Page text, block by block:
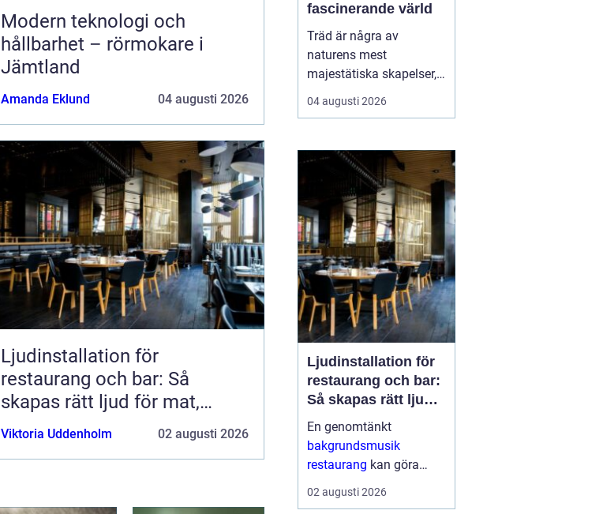
Modern teknologi och
hållbarhet – rörmokare i
Jämtland
Amanda Eklund 04 augusti 2026
Ljudinstallation för
restaurang och bar: Så
skapas rätt ljud för mat,
dryck och stämning
Viktoria Uddenholm 02 augusti 2026
fascinerande värld
Träd är några av
naturens mest
majestätiska skapelser,
och deras årliga
växande lager kan
historia och omgivning.
04 augusti 2026
Ljudinstallation för
restaurang och bar:
Så skapas rätt ljud
för mat, dryck och
stämning
En genomtänkt
bakgrundsmusik
restaurang kan göra
skillnaden mellan en
lokal som gästerna
02 augusti 2026